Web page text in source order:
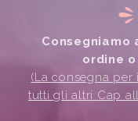
ordine
(La consegna per
tutti gli altri Cap